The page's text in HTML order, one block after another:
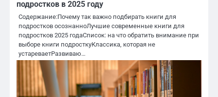
подростков в 2025 году
Содержание:Почему так важно подбирать книги для
подростков осознанноЛучшие современные книги для
подростков 2025 годаСписок: на что обратить внимание при
выборе книги подросткуКлассика, которая не
устареваетРазвиваю…